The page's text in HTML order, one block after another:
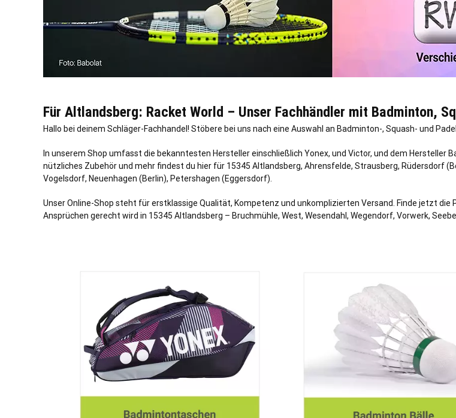
Für Altlandsberg: Racket World – Unser Fachhändler mit Badminton,
Hallo bei deinem Schläger-Fachhandel! Stöbere bei uns nach eine Auswahl an Badminton-, Squash- und
In unserem Shop umfasst die bekanntesten Hersteller einschließlich Yonex, und Victor, und dem Hersteller
nützliches Zubehör und mehr findest du hier für 15345 Altlandsberg, Ahrensfelde, Strausberg, Rüdersdorf
Vogelsdorf, Neuenhagen (Berlin), Petershagen (Eggersdorf).
Unser Online-Shop steht für erstklassige Qualität, Kompetenz und unkomplizierten Versand. Finde jetzt
Ansprüchen gerecht wird in 15345 Altlandsberg – Bruchmühle, West, Wesendahl, Wegendorf, Vorwerk,